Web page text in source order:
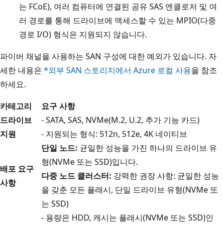
는 FCoE), 여러 컴퓨터에 연결된 공유 SAS 엔클로저 및 여
러 경로를 통해 드라이브에 액세스할 수 있는 MPIO(다중
경로 I/O) 형식은 지원되지 않습니다.
파이버 채널을 사용하는 SAN 구성에 대한 예외가 있습니다. 자
세한 내용은 *외부 SAN 스토리지에서 Azure 로컬 사용을 참조
하세요.
카테고리
요구 사항
드라이브
지원
- SATA, SAS, NVMe(M.2, U.2, 추가 기능 카드)
- 지원되는 형식: 512n, 512e, 4K 네이티브
배포 요구
사항
단일 노드: 균일한 성능을 가진 하나의 드라이브 유
형(NVMe 또는 SSD)입니다.
다중 노드 클러스터: 강력한 권장 사항: 균일한 성능
을 갖춘 모든 플래시, 단일 드라이브 유형(NVMe 또
는 SSD)
- 용량은 HDD, 캐시는 플래시(NVMe 또는 SSD)인